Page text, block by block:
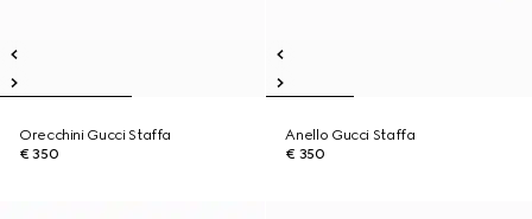
Orecchini Gucci Staffa
€ 350
Anello Gucci Staffa
€ 350